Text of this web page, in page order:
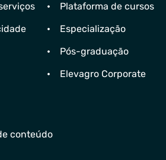
Plataforma de cursos
Especialização
Pós-graduação
Elevagro Corporate
conteúdo